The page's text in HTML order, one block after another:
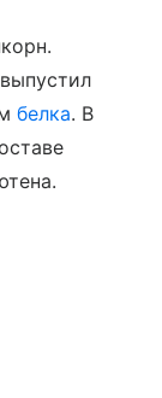
белка. В